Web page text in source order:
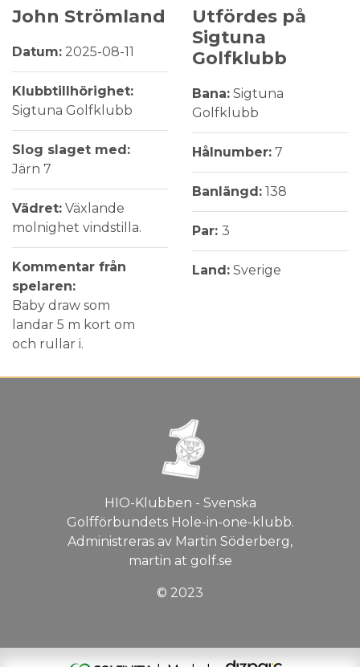
John Strömland
Datum: 2025-08-11
Klubbtillhörighet:
Sigtuna Golfklubb
Slog slaget med:
Järn 7
Vädret: Växlande
molnighet vindstilla.
Kommentar från
spelaren:
Baby draw som
landar 5 m kort om
och rullar i.
Utfördes på
Sigtuna
Golfklubb
Bana: Sigtuna
Golfklubb
Hålnumber: 7
Banlängd: 138
Par: 3
Land: Sverige
HIO-Klubben - Svenska
Golfförbundets Hole-in-one-klubb.
Administreras av Martin Söderberg,
martin at golf.se
© 2023